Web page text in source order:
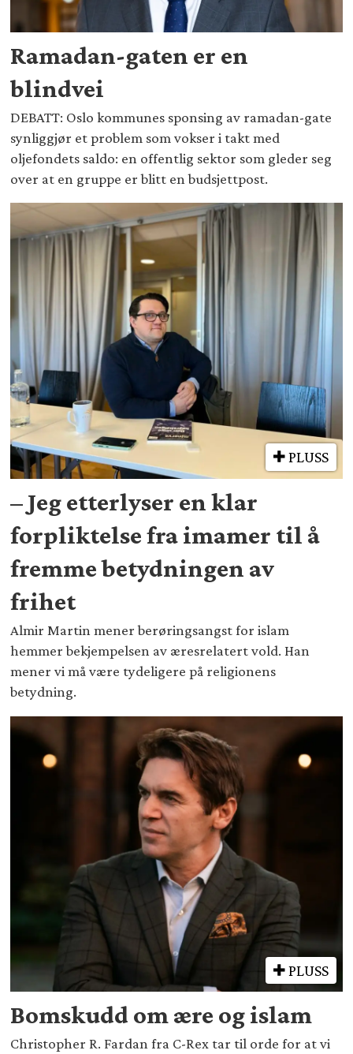
Ramadan-gaten er en
blindvei
DEBATT: Oslo kommunes sponsing av ramadan-gate
synliggjør et problem som vokser i takt med
oljefondets saldo: en offentlig sektor som gleder seg
over at en gruppe er blitt en budsjettpost.
PLUSS
– Jeg etterlyser en klar
forpliktelse fra imamer til å
fremme betydningen av
frihet
Almir Martin mener berøringsangst for islam
hemmer bekjempelsen av æresrelatert vold. Han
mener vi må være tydeligere på religionens
betydning.
PLUSS
Bomskudd om ære og islam
Christopher R. Fardan fra C-Rex tar til orde for at vi